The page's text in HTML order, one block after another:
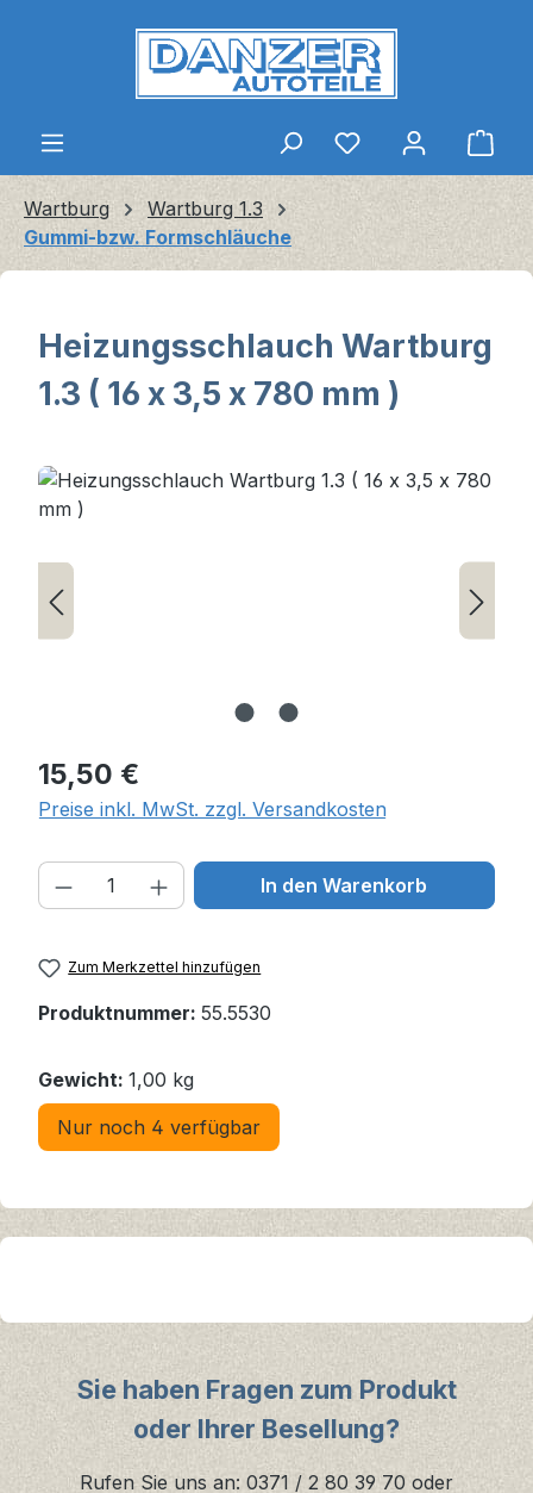
Zum Hauptinhalt springen
Wartburg
Wartburg 1.3
Gummi-bzw. Formschläuche
Heizungsschlauch Wartburg
1.3 ( 16 x 3,5 x 780 mm )
Bildergalerie überspringen
Regulärer Preis:
15,50 €
Preise inkl. MwSt. zzgl. Versandkosten
Produkt Anzahl: Gib den
In den Warenkorb
Zum Merkzettel hinzufügen
Produktnummer: 55.5530
Gewicht: 1,00 kg
Nur noch 4 verfügbar
Sie haben Fragen zum Produkt
oder Ihrer Besellung?
Rufen Sie uns an: 0371 / 2 80 39 70 oder